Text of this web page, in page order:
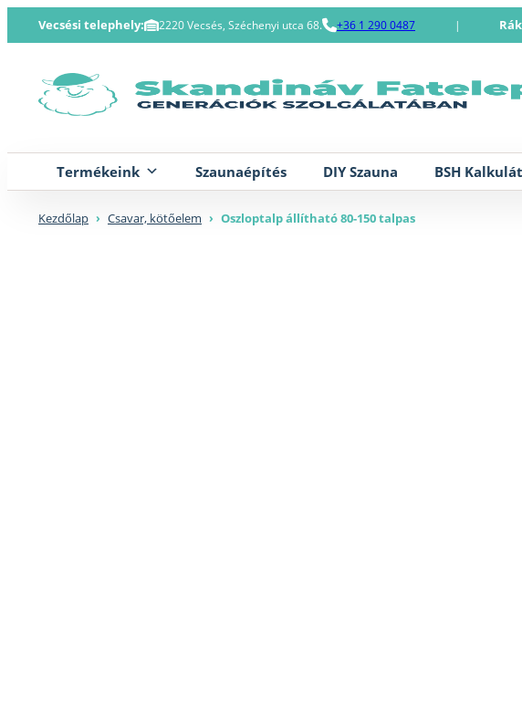
to
Vecsési telephely: 2220 Vecsés, Széchenyi utca 68. +36 1 290 0487 |
Termékeink Szaunaépítés DIY Szauna BSH
Kezdőlap › Csavar, kötőelem › Oszloptalp állítható 80-150 talpas